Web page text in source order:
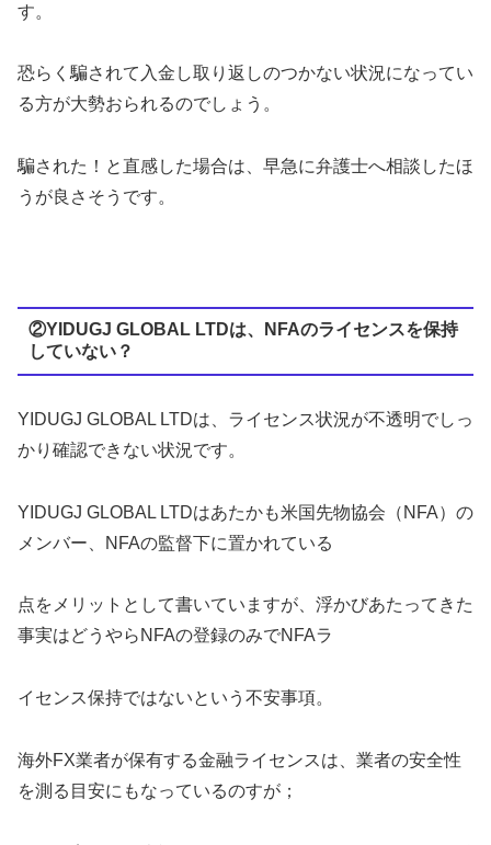
す。
恐らく騙されて入金し取り返しのつかない状況になってい
る方が大勢おられるのでしょう。
騙された！と直感した場合は、早急に弁護士へ相談したほ
うが良さそうです。
②YIDUGJ GLOBAL LTDは、NFAのライセンスを保持
していない？
YIDUGJ GLOBAL LTDは、 ライセンス状況が不透明でしっ
かり確認できない状況です。
YIDUGJ GLOBAL LTDはあたかも米国先物協会（NFA）の
メンバー、NFAの監督下に置かれている
点をメリットとして書いていますが、浮かびあたってきた
事実はどうやらNFAの登録のみでNFAラ
イセンス保持ではないという不安事項。
海外FX業者が保有する金融ライセンスは、業者の安全性
を測る目安にもなっているのすが；